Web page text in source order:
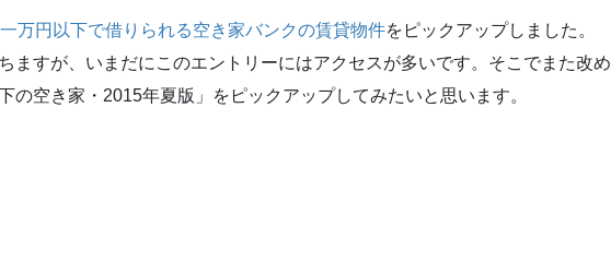
万円以下で借りられる空き家バンクの賃貸物件をピックアップしました。
ますが、いまだにこのエントリーにはアクセスが多いです。そこでまた改め
の空き家・2015年夏版」をピックアップしてみたいと思います。